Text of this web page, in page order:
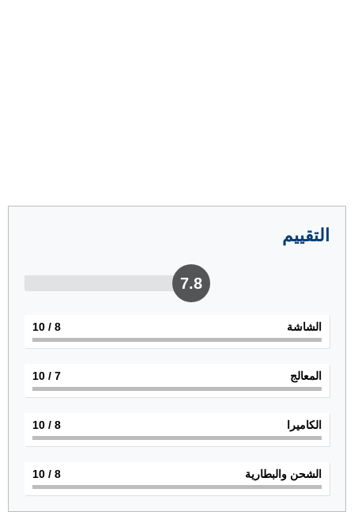
التقييم
7.8
الشاشة 8
/ 10
المعالج 7
/ 10
الكاميرا 8
/ 10
الشحن والبطارية 8
/ 10